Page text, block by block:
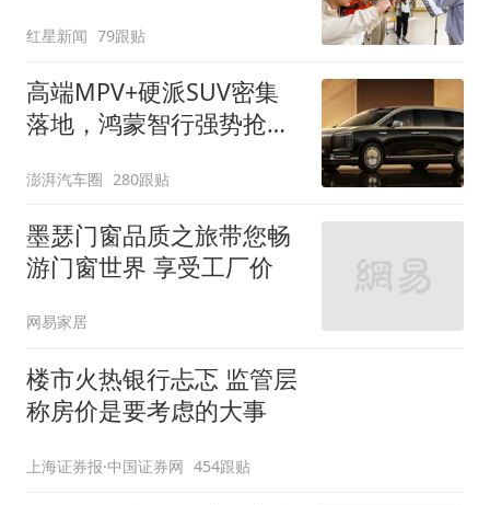
遏制“艺考捷径化”
红星新闻 79跟贴
高端MPV+硬派SUV密集
落地，鸿蒙智行强势抢占
澎湃汽车圈 280跟贴
墨瑟门窗品质之旅带您畅
游门窗世界 享受工厂价
网易家居
楼市火热银行忐忑 监管层
称房价是要考虑的大事
上海证券报·中国证券网 454跟贴